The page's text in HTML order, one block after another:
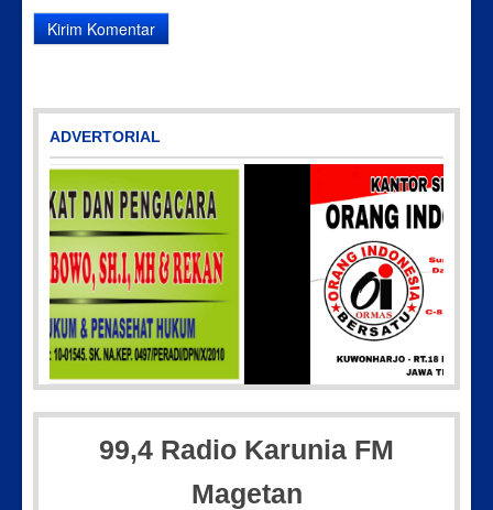
ADVERTORIAL
Picsart_23-04-12_11-55-35-604
99,4 Radio Karunia FM
Magetan